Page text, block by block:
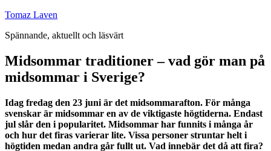
Hoppa
innehåll
Tomaz Laven
Spännande, aktuellt och läsvärt
Midsommar traditioner – vad gör man på
midsommar i Sverige?
Idag fredag den 23 juni är det midsommarafton. För många
svenskar är midsommar en av de viktigaste högtiderna. Endast
jul slår den i popularitet. Midsommar har funnits i många år
och hur det firas varierar lite. Vissa personer struntar helt i
högtiden medan andra går fullt ut. Vad innebär det då att fira?